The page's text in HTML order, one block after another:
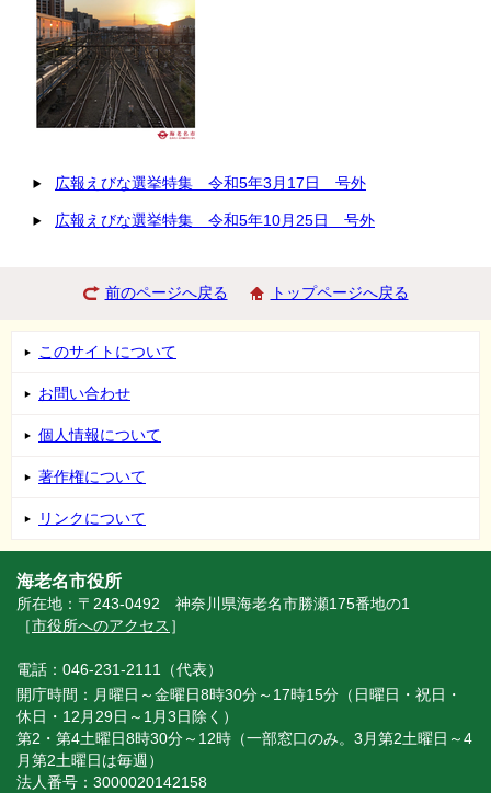
広報えびな選挙特集 令和5年3月17日 号外
広報えびな選挙特集 令和5年10月25日 号外
前のページへ戻る トップページへ戻る
このサイトについて
お問い合わせ
個人情報について
著作権について
リンクについて
海老名市役所
所在地：〒243-0492 神奈川県海老名市勝瀬175番地の1
［市役所へのアクセス ］
電話：046-231-2111（代表）
開庁時間：月曜日～金曜日8時30分～17時15分（日曜日・祝日・
休日・12月29日～1月3日除く）
第2・第4土曜日8時30分～12時（一部窓口のみ。3月第2土曜日～4
月第2土曜日は毎週）
法人番号：3000020142158